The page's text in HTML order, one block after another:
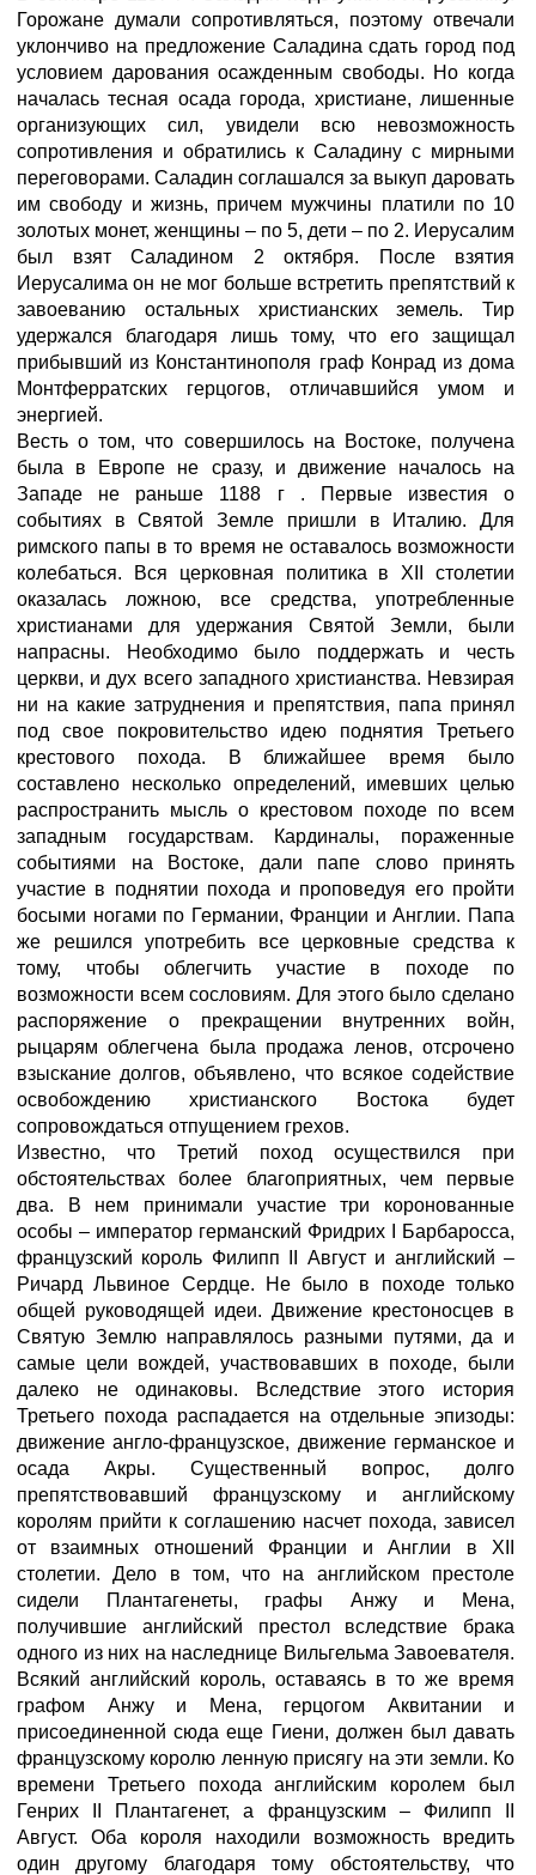
Горожане думали сопротивляться, поэтому отвечали
уклончиво на предложение Саладина сдать город под
условием дарования осажденным свободы. Но когда
началась тесная осада города, христиане, лишенные
организующих сил, увидели всю невозможность
сопротивления и обратились к Саладину с мирными
переговорами. Саладин соглашался за выкуп даровать
им свободу и жизнь, причем мужчины платили по 10
золотых монет, женщины – по 5, дети – по 2. Иерусалим
был взят Саладином 2 октября. После взятия
Иерусалима он не мог больше встретить препятствий к
завоеванию остальных христианских земель. Тир
удержался благодаря лишь тому, что его защищал
прибывший из Константинополя граф Конрад из дома
Монтферратских герцогов, отличавшийся умом и
энергией.
Весть о том, что совершилось на Востоке, получена
была в Европе не сразу, и движение началось на
Западе не раньше 1188 г . Первые известия о
событиях в Святой Земле пришли в Италию. Для
римского папы в то время не оставалось возможности
колебаться. Вся церковная политика в XII столетии
оказалась ложною, все средства, употребленные
христианами для удержания Святой Земли, были
напрасны. Необходимо было поддержать и честь
церкви, и дух всего западного христианства. Невзирая
ни на какие затруднения и препятствия, папа принял
под свое покровительство идею поднятия Третьего
крестового похода. В ближайшее время было
составлено несколько определений, имевших целью
распространить мысль о крестовом походе по всем
западным государствам. Кардиналы, пораженные
событиями на Востоке, дали папе слово принять
участие в поднятии похода и проповедуя его пройти
босыми ногами по Германии, Франции и Англии. Папа
же решился употребить все церковные средства к
тому, чтобы облегчить участие в походе по
возможности всем сословиям. Для этого было сделано
распоряжение о прекращении внутренних войн,
рыцарям облегчена была продажа ленов, отсрочено
взыскание долгов, объявлено, что всякое содействие
освобождению христианского Востока будет
сопровождаться отпущением грехов.
Известно, что Третий поход осуществился при
обстоятельствах более благоприятных, чем первые
два. В нем принимали участие три коронованные
особы – император германский Фридрих I Барбаросса,
французский король Филипп II Август и английский –
Ричард Львиное Сердце. Не было в походе только
общей руководящей идеи. Движение крестоносцев в
Святую Землю направлялось разными путями, да и
самые цели вождей, участвовавших в походе, были
далеко не одинаковы. Вследствие этого история
Третьего похода распадается на отдельные эпизоды:
движение англо-французское, движение германское и
осада Акры. Существенный вопрос, долго
препятствовавший французскому и английскому
королям прийти к соглашению насчет похода, зависел
от взаимных отношений Франции и Англии в XII
столетии. Дело в том, что на английском престоле
сидели Плантагенеты, графы Анжу и Мена,
получившие английский престол вследствие брака
одного из них на наследнице Вильгельма Завоевателя.
Всякий английский король, оставаясь в то же время
графом Анжу и Мена, герцогом Аквитании и
присоединенной сюда еще Гиени, должен был давать
французскому королю ленную присягу на эти земли. Ко
времени Третьего похода английским королем был
Генрих II Плантагенет, а французским – Филипп II
Август. Оба короля находили возможность вредить
один другому благодаря тому обстоятельству, что